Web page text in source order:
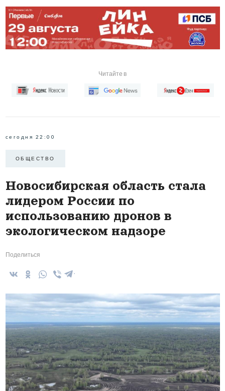
Читайте в
сегодня 22:00
ОБЩЕСТВО
Новосибирская область стала
лидером России по
использованию дронов в
экологическом надзоре
Поделиться